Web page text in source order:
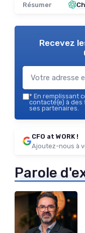
Résumer
Recevez
* En remplissant
contacté(e) à des
ses partenaires.
CFO at WORK !
Ajoutez-nous à
Parole